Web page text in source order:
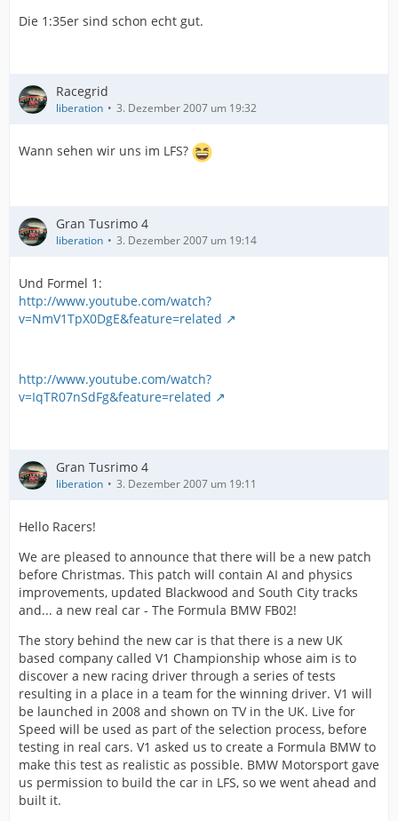
Die 1:35er sind schon echt gut.
Racegrid
liberation 3. Dezember 2007 um 19:32
Wann sehen wir uns im LFS?
Gran Tusrimo 4
liberation 3. Dezember 2007 um 19:14
Und Formel 1:
http://www.youtube.com/watch?
v=NmV1TpX0DgE&feature=related
http://www.youtube.com/watch?
v=IqTR07nSdFg&feature=related
Gran Tusrimo 4
liberation 3. Dezember 2007 um 19:11
Hello Racers!
We are pleased to announce that there will be a new patch
before Christmas. This patch will contain AI and physics
improvements, updated Blackwood and South City tracks
and... a new real car - The Formula BMW FB02!
The story behind the new car is that there is a new UK
based company called V1 Championship whose aim is to
discover a new racing driver through a series of tests
resulting in a place in a team for the winning driver. V1 will
be launched in 2008 and shown on TV in the UK. Live for
Speed will be used as part of the selection process, before
testing in real cars. V1 asked us to create a Formula BMW to
make this test as realistic as possible. BMW Motorsport gave
us permission to build the car in LFS, so we went ahead and
built it.